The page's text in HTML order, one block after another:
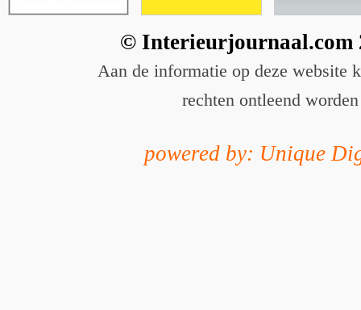
© Interieurjournaal.com
Aan de informatie op deze website
rechten ontleend worden
powered by: Unique